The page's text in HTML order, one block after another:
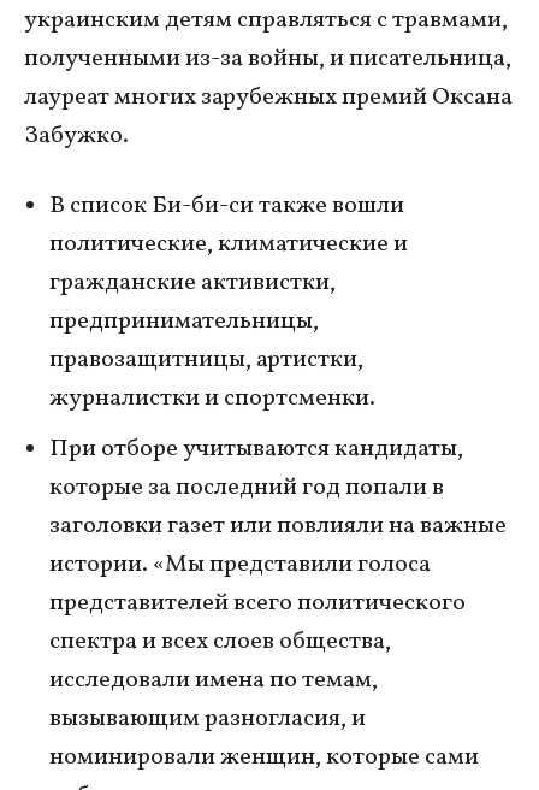
украинским детям справляться с травмами,
полученными из-за войны, и писательница,
лауреат многих зарубежных премий Оксана
Забужко.
В список Би-би-си также вошли
политические, климатические и
гражданские активистки,
предпринимательницы,
правозащитницы, артистки,
журналистки и спортсменки.
При отборе учитываются кандидаты,
которые за последний год попали в
заголовки газет или повлияли на важные
истории. «Мы представили голоса
представителей всего политического
спектра и всех слоев общества,
исследовали имена по темам,
вызывающим разногласия, и
номинировали женщин, которые сами